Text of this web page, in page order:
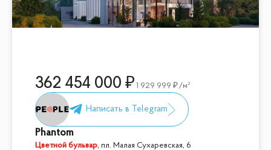
362 454 000 1 929 999 /м²
Phantom
Цветной бульвар,пл. Малая Сухаревская, 6